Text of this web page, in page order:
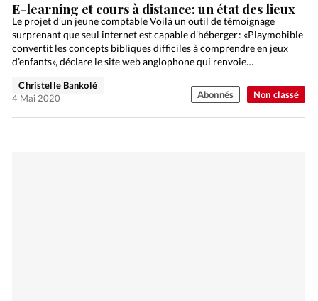
Non classé
E-learning et cours à distance: un état des lieux
Le projet d’un jeune comptable Voilà un outil de témoignage
surprenant que seul internet est capable d’héberger : «Playmobible
convertit les concepts bibliques difficiles à comprendre en jeux
d’enfants», déclare le site web anglophone qui renvoie…
Christelle Bankolé
4 Mai 2020
Abonnés